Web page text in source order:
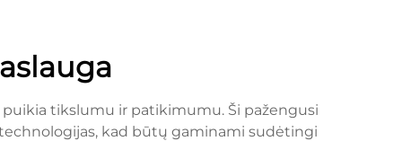
tikslumu ir patikimumu. Ši pažengusi
kad būtų gaminami sudėtingi